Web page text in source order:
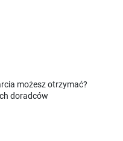
możesz otrzymać?
doradców